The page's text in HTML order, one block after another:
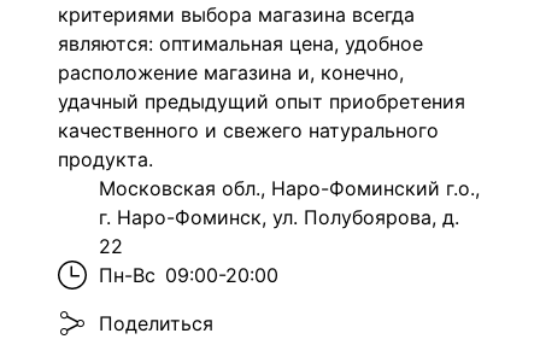
критериями выбора магазина всегда
являются: оптимальная цена, удобное
расположение магазина и, конечно,
удачный предыдущий опыт приобретения
качественного и свежего натурального
продукта.
Московская обл., Наро-Фоминский г.о.,
г. Наро-Фоминск, ул. Полубоярова, д.
22
Пн-Вс 09:00-20:00
Поделиться